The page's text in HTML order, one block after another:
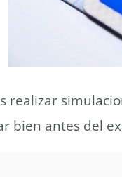
realizar
bien antes del